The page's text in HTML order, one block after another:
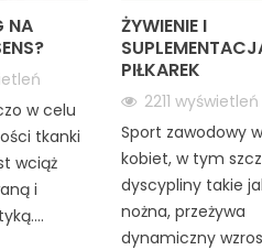
NA
w celu
tkanki
wciąż
i
ŻYWIENIE I
PIŁKAREK
2211 wyświetleń
Sport zawodowy
kobiet, w tym
dyscypliny takie
nożna, przeżywa
dynamiczny